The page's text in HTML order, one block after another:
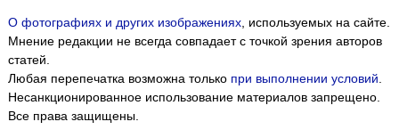
О фотографиях и других изображениях, используемых на сайте.
Мнение редакции не всегда совпадает с точкой зрения авторов
статей.
Любая перепечатка возможна только при выполнении условий.
Несанкционированное использование материалов запрещено.
Все права защищены.